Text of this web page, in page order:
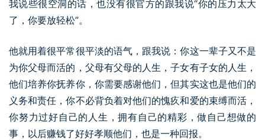
我说些很空洞的话，也没有很官方的跟我说“你的压力太大
了，你要放轻松”。
他就用着很平常很平淡的语气，跟我说：你这一辈子又不是
为你父母而活的，父母有父母的人生，子女有子女的人生，
他们培养你抚养你，你需要感谢他们，但其实这也是他们的
义务和责任，你不必背负着对他们的愧疚和爱的束缚而活，
你努力过好自己的人生，拥有自己的精彩，做自己想做的
事，以后赚钱了好好孝顺他们，也是一种回报。